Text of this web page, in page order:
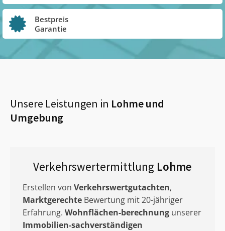
Bestpreis
Garantie
Unsere Leistungen in Lohmeund
Umgebung
Verkehrswertermittlung Lohme
Erstellen von Verkehrswertgutachten,
Marktgerechte Bewertung mit 20-jähriger
Erfahrung. Wohnflächen-berechnung unserer
Immobilien-sachverständigen